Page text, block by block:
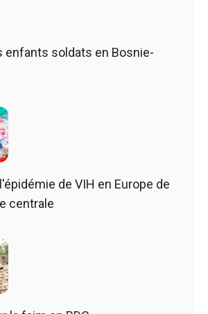
enfants soldats en Bosnie-
de VIH en Europe de
centrale